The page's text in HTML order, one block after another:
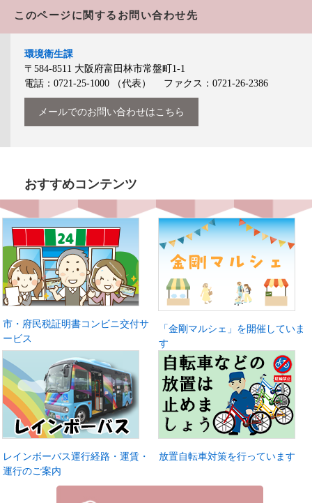
このページに関するお問い合わせ先
環境衛生課
〒584-8511 大阪府富田林市常盤町1-1
電話：0721-25-1000
（代表） ファクス：0721-26-2386
メールでのお問い合わせはこちら
おすすめコンテンツ
市・府民税証明書コンビニ交付サ
ービス
「金剛マルシェ」を開催していま
す
レインボーバス運行経路・運賃・
運行のご案内
放置自転車対策を行っています